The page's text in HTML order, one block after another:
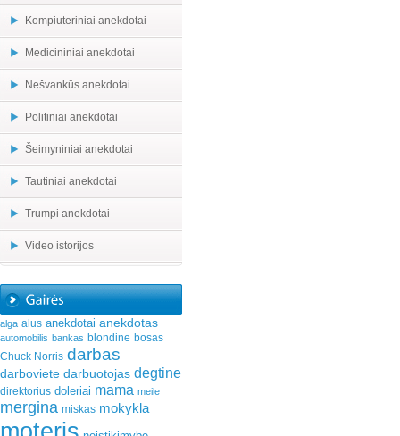
Kompiuteriniai anekdotai
Medicininiai anekdotai
Nešvankūs anekdotai
Politiniai anekdotai
Šeimyniniai anekdotai
Tautiniai anekdotai
Trumpi anekdotai
Video istorijos
alga alus anekdotai anekdotas
automobilis bankas blondine bosas
Chuck Norris darbas
darboviete darbuotojas degtine
direktorius doleriai mama meile
mergina miskas mokykla